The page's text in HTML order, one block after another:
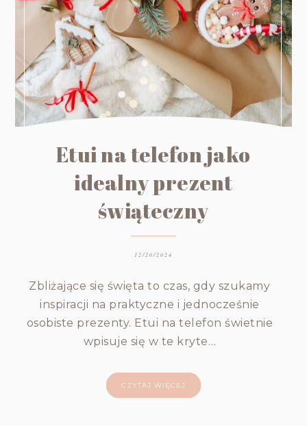
Etui na telefon jako
idealny prezent
świąteczny
12/20/2024
Zbliżające się święta to czas, gdy szukamy
inspiracji na praktyczne i jednocześnie
osobiste prezenty. Etui na telefon świetnie
wpisuje się w te kryte…
CZYTAJ WIĘCEJ